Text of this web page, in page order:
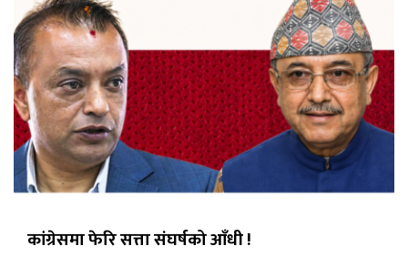
कांग्रेसमा फेरि सत्ता संघर्षको आँधी !